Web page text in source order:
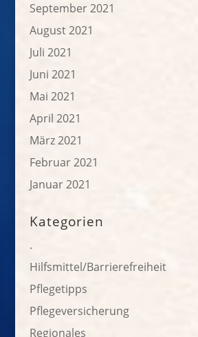
September 2021
August 2021
Juli 2021
Juni 2021
Mai 2021
April 2021
März 2021
Februar 2021
Januar 2021
Kategorien
.
Hilfsmittel/Barrierefreiheit
Pflegetipps
Pflegeversicherung
Regionales